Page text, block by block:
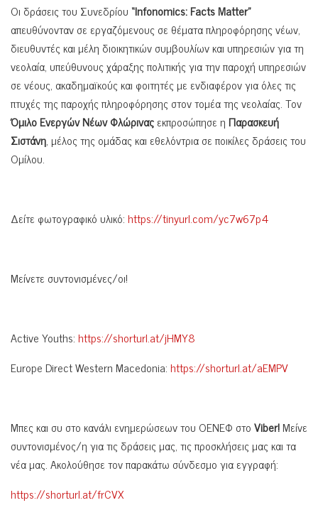
Οι δράσεις του Συνεδρίου “Infonomics: Facts Matter”
απευθύνονταν σε εργαζόμενους σε θέματα πληροφόρησης νέων,
διευθυντές και μέλη διοικητικών συμβουλίων και υπηρεσιών για τη
νεολαία, υπεύθυνους χάραξης πολιτικής για την παροχή υπηρεσιών
σε νέους, ακαδημαϊκούς και φοιτητές με ενδιαφέρον για όλες τις
πτυχές της παροχής πληροφόρησης στον τομέα της νεολαίας. Τον
Όμιλο Ενεργών Νέων Φλώριναςεκπροσώπησε η Παρασκευή
Σιστάνη, μέλος της ομάδας και εθελόντρια σε ποικίλες δράσεις του
Ομίλου.
Δείτε φωτογραφικό υλικό:https://tinyurl.com/yc7w67p4
Μείνετε συντονισμένες/οι!
Active Youths:https://shorturl.at/jHMY8
Europe Direct Western Macedonia:https://shorturl.at/aEMPV
Μπες και συ στο κανάλι ενημερώσεων του ΟΕΝΕΦ στοViber!Μείνε
συντονισμένος/η για τις δράσεις μας, τις προσκλήσεις μας και τα
νέα μας. Ακολούθησε τον παρακάτω σύνδεσμο για εγγραφή:
https://shorturl.at/frCVX